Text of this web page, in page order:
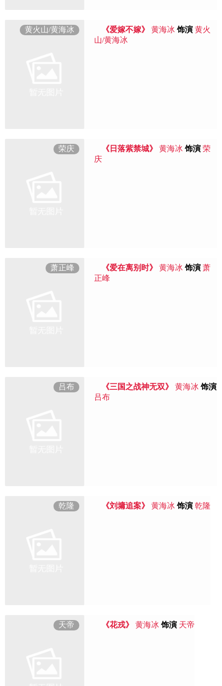
黄火山/黄海冰 《爱嫁不嫁》 黄海冰 饰演 黄火
山/黄海冰
荣庆 《日落紫禁城》 黄海冰 饰演 荣
庆
萧正峰 《爱在离别时》 黄海冰 饰演 萧
正峰
吕布 《三国之战神无双》 黄海冰 饰演
吕布
乾隆 《刘墉追案》 黄海冰 饰演 乾隆
天帝 《花戎》 黄海冰 饰演 天帝